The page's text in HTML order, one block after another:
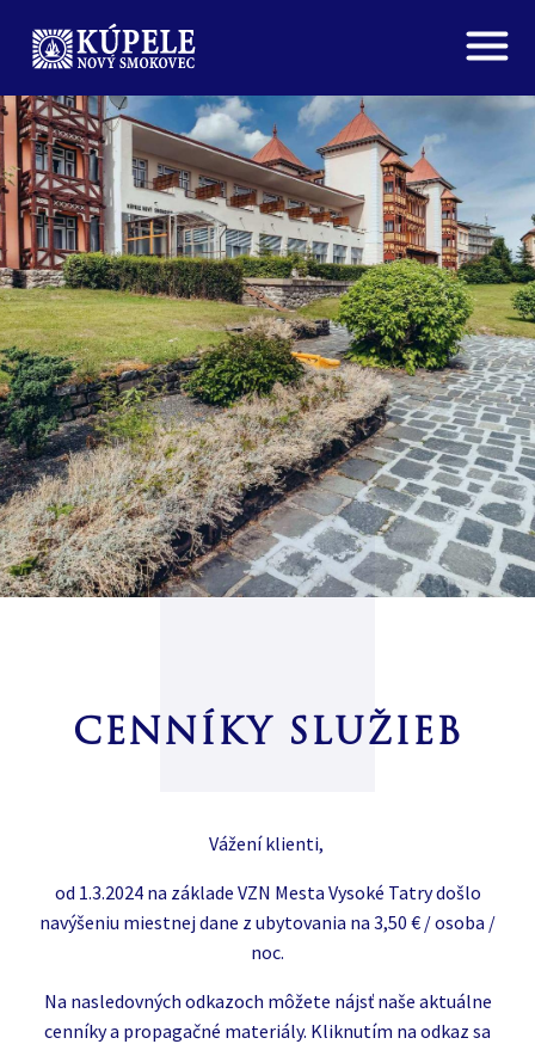
CENNÍKY SLUŽIEB
Vážení klienti,
od 1.3.2024 na základe VZN Mesta Vysoké Tatry došlo
navýšeniu miestnej dane z ubytovania na 3,50 € / osoba /
noc.
Na nasledovných odkazoch môžete nájsť naše aktuálne
cenníky a propagačné materiály. Kliknutím na odkaz sa